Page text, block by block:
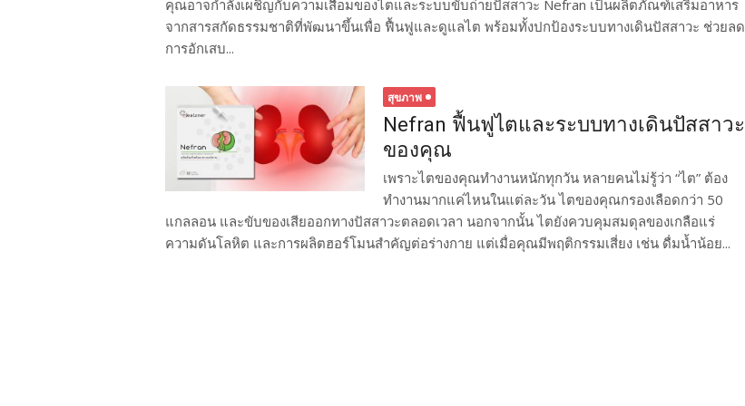
คุณอาจกำลังเผชิญกับความเสื่อมของไตและระบบขับถ่ายปัสสาวะ Nefran เป็นผลิตภัณฑ์เสริมอาหาร
จากสารสกัดธรรมชาติที่พัฒนาขึ้นเพื่อ ฟื้นฟูและดูแลไต พร้อมทั้งปกป้องระบบทางเดินปัสสาวะ ช่วยลด
การอักเสบ...
สุขภาพ
Nefran ฟื้นฟูไตและระบบทางเดินปัสสาวะ
ของคุณ
เพราะไตของคุณทำงานหนักทุกวัน หลายคนไม่รู้ว่า “ไต” ต้อง
ทำงานมากแค่ไหนในแต่ละวัน ไตของคุณกรองเลือดกว่า 50
แกลลอน และขับของเสียออกทางปัสสาวะตลอดเวลา นอกจากนั้น ไตยังควบคุมสมดุลของเกลือแร่
ความดันโลหิต และการผลิตฮอร์โมนสำคัญต่อร่างกาย แต่เมื่อคุณมีพฤติกรรมเสี่ยง เช่น ดื่มน้ำน้อย...